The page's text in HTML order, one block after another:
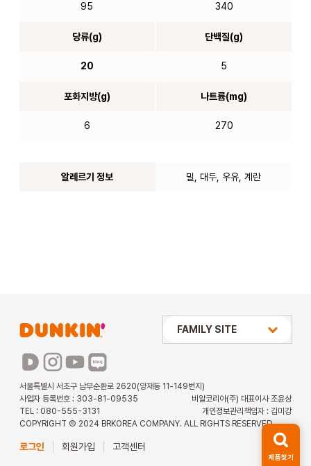
95 340
당류(g)
20
단백질(g)
5
포화지방(g)
6
나트륨(mg)
270
알레르기 정보 밀, 대두, 우유, 계란
서울특별시 서초구 남부순환로 2620(양재동 11-149번지)
사업자 등록번호 : 303-81-09535
비알코리아(주) 대표이사 조윤상
TEL : 080-555-3131
개인정보관리책임자 : 김미강
COPYRIGHT Ⓒ 2024 BRKOREA COMPANY. ALL RIGHTS RESERVED.
로그인 회원가입 고객센터
상미당 HOLDINGS
파리바게뜨
파스쿠찌
FAMILY SITE
제품찾기